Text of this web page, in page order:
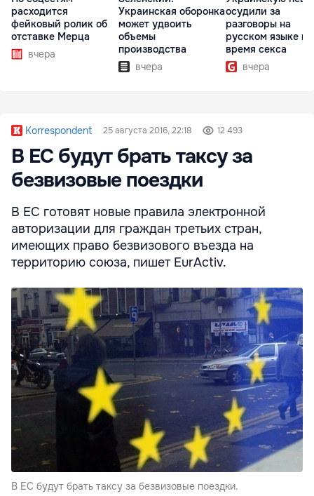
расходится
фейковый ролик об
отставке Мерца
вчера
Украинская оборонка
может удвоить
объемы
производства
вчера
осудили за
разговоры на
русском языке во
время секса
вчера
Korrespondent 25 августа 2016, 22:18 12 493
В ЕС будут брать таксу за
безвизовые поездки
В ЕС готовят новые правила электронной
авторизации для граждан третьих стран,
имеющих право безвизового въезда на
территорию союза, пишет EurAсtiv.
В ЕС будут брать таксу за безвизовые поездки.